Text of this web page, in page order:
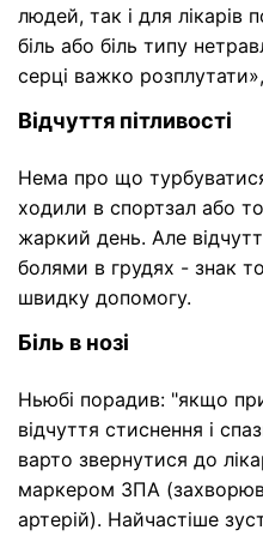
людей, так і для лікарів
біль або біль типу
серці важко
Відчуття пітливості
Нема про що
ходили в спортзал або
жаркий день. Але
болями в грудях - знак
швидку допомогу.
Біль в нозі
Ньюбі порадив: "якщо
відчуття стиснення і
варто звернутися до
маркером ЗПА
артерій). Найчастіше